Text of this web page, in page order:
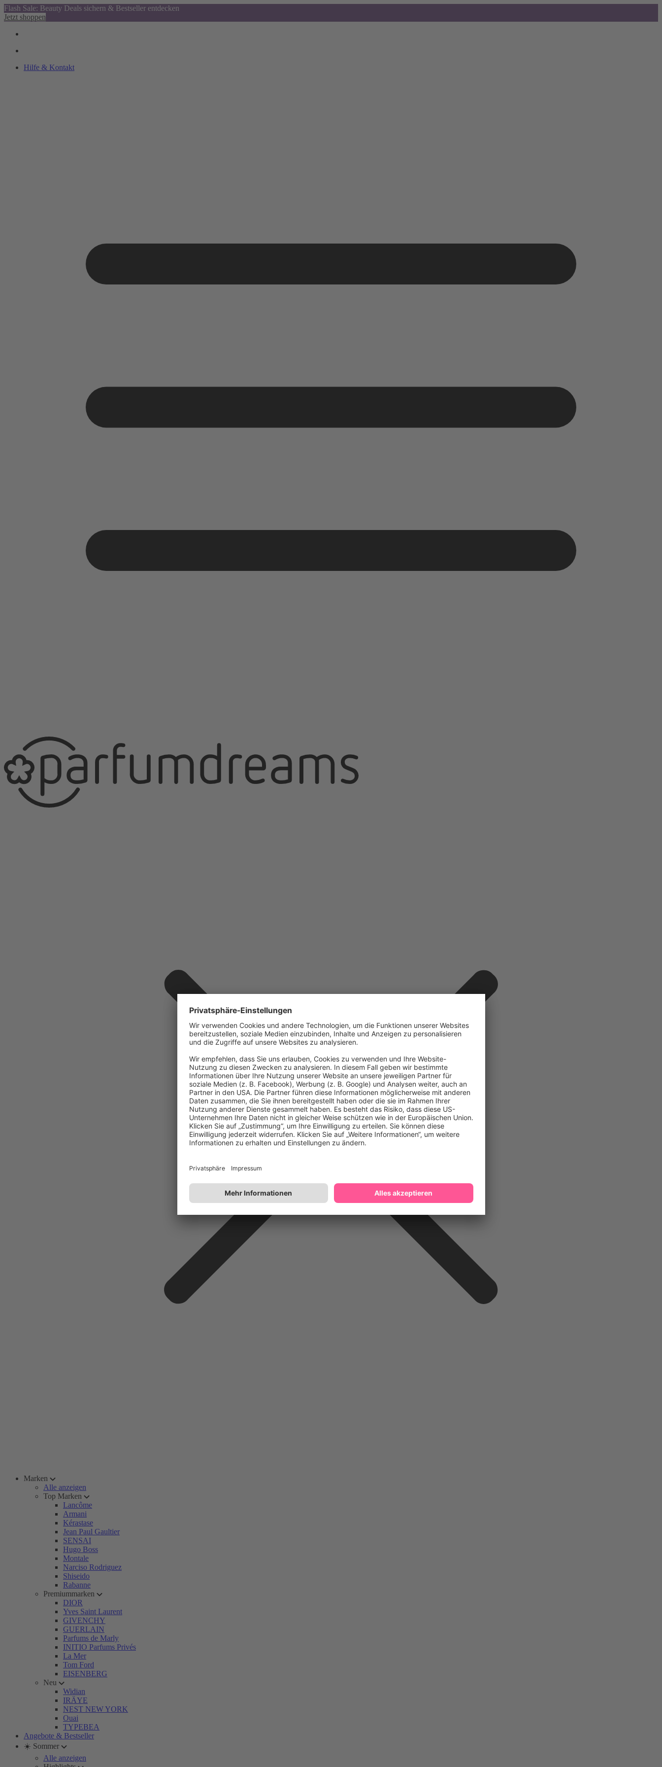
Flash Sale: Beauty Deals sichern & Bestseller entdecken
Jetzt shoppen
Hilfe & Kontakt
Marken
Alle anzeigen
Top Marken
Lancôme
Armani
Kérastase
Jean Paul Gaultier
SENSAI
Hugo Boss
Montale
Narciso Rodriguez
Shiseido
Rabanne
Premiummarken
DIOR
Yves Saint Laurent
GIVENCHY
GUERLAIN
Parfums de Marly
INITIO Parfums Privés
La Mer
Tom Ford
EISENBERG
Neu
Widian
IRÄYE
NEST NEW YORK
Ouai
TYPEBEA
Angebote & Bestseller
☀️ Sommer
Alle anzeigen